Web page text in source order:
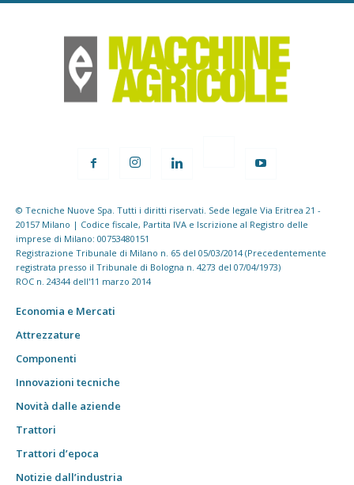
© Tecniche Nuove Spa. Tutti i diritti riservati. Sede legale Via Eritrea 21 -
20157 Milano | Codice fiscale, Partita IVA e Iscrizione al Registro delle
imprese di Milano: 00753480151
Registrazione Tribunale di Milano n. 65 del 05/03/2014 (Precedentemente
registrata presso il Tribunale di Bologna n. 4273 del 07/04/1973)
ROC n. 24344 dell'11 marzo 2014
Economia e Mercati
Attrezzature
Componenti
Innovazioni tecniche
Novità dalle aziende
Trattori
Trattori d’epoca
Notizie dall’industria